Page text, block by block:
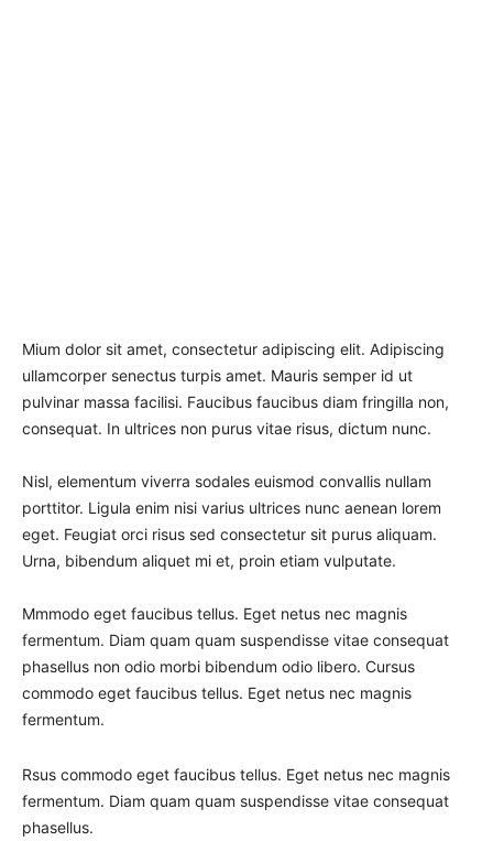
Mium dolor sit amet, consectetur adipiscing elit. Adipiscing
ullamcorper senectus turpis amet. Mauris semper id ut
pulvinar massa facilisi. Faucibus faucibus diam fringilla non,
consequat. In ultrices non purus vitae risus, dictum nunc.
Nisl, elementum viverra sodales euismod convallis nullam
porttitor. Ligula enim nisi varius ultrices nunc aenean lorem
eget. Feugiat orci risus sed consectetur sit purus aliquam.
Urna, bibendum aliquet mi et, proin etiam vulputate.
Mmmodo eget faucibus tellus. Eget netus nec magnis
fermentum. Diam quam quam suspendisse vitae consequat
phasellus non odio morbi bibendum odio libero. Cursus
commodo eget faucibus tellus. Eget netus nec magnis
fermentum.
Rsus commodo eget faucibus tellus. Eget netus nec magnis
fermentum. Diam quam quam suspendisse vitae consequat
phasellus.